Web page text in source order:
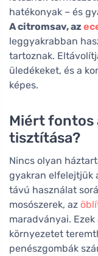
hatékonyak – és
A citromsav, az
leggyakrabban
tartoznak.
üledékeket, és a
képes.
Miért fontos
tisztítása?
Nincs olyan
gyakran elfelejtjük
távú használat
mosószerek, az
maradványai.
környezetet
penészgombák